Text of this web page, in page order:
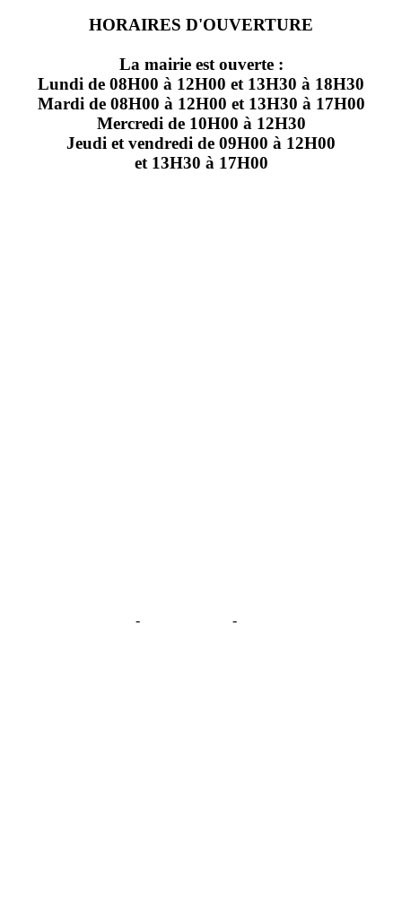
HORAIRES D'OUVERTURE
La mairie est ouverte :
Lundi de 08H00 à 12H00 et 13H30 à 18H30
Mardi de 08H00 à 12H00 et 13H30 à 17H00
Mercredi de 10H00 à 12H30
Jeudi et vendredi de 09H00 à 12H00
et 13H30 à 17H00
- -